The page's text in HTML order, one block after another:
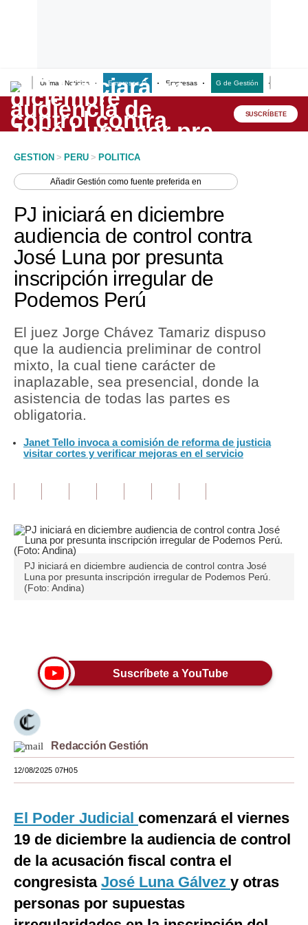
Últimas Noticias Empresas G Empresas G de Gestión
Lo último
Peru Quiosco
Economía
Mercados
Perú
Política
Tu Dinero
Finanzas Personales
Inmobiliarias
Plus G
Opinión
Pregunta de hoy
Blogs
Tendencias
Lujo
Estilos
EEUU
México
España
Tecnología
Club del Suscriptor
Mix
G de Gestión
SUSCRÍBETE
GESTION > PERU > POLITICA
AñadirGestión como fuente preferida en
PJ iniciará en diciembre
audiencia de control contra
José Luna por presunta
inscripción irregular de
Podemos Perú
El juez Jorge Chávez Tamariz dispuso
que la audiencia preliminar de control
mixto, la cual tiene carácter de
inaplazable, sea presencial, donde la
asistencia de todas las partes es
obligatoria.
Janet Tello invoca a comisión de reforma de justicia
visitar cortes y verificar mejoras en el servicio
PJ iniciará en diciembre audiencia de control contra José
Luna por presunta inscripción irregular de Podemos Perú.
(Foto: Andina)
Suscríbete a YouTube
Redacción Gestión
12/08/2025 07H05
El Poder Judicial comenzará el viernes
19 de diciembre la audiencia de control
de la acusación fiscal contra el
congresista José Luna Gálvez y otras
personas por supuestas